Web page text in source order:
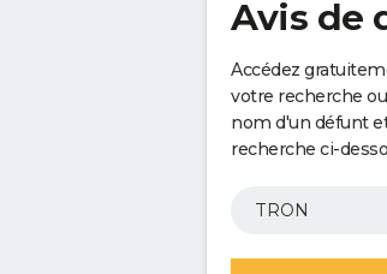
Avis de
Accédez
votre recherche
nom d'un défunt
recherche ci-